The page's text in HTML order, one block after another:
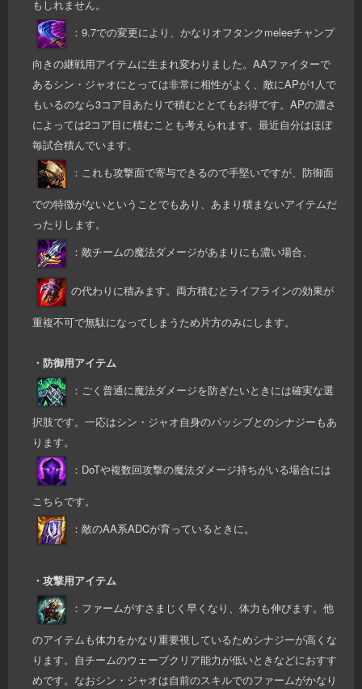
もしれません。
：9.7での変更により、かなりオフタンクmeleeチャンプ
向きの継戦用アイテムに生まれ変わりました。AAファイターで
あるシン・ジャオにとっては非常に相性がよく、敵にAPが1人で
もいるのなら3コア目あたりで積むととてもお得です。APの濃さ
によっては2コア目に積むことも考えられます。最近自分はほぼ
毎試合積んでいます。
：これも攻撃面で寄与できるので手堅いですが、防御面
での特徴がないということでもあり、あまり積まないアイテムだ
ったりします。
：敵チームの魔法ダメージがあまりにも濃い場合、
の代わりに積みます。両方積むとライフラインの効果が
重複不可で無駄になってしまうため片方のみにします。
・防御用アイテム
：ごく普通に魔法ダメージを防ぎたいときには確実な選
択肢です。一応はシン・ジャオ自身のパッシブとのシナジーもあ
ります。
：DoTや複数回攻撃の魔法ダメージ持ちがいる場合には
こちらです。
：敵のAA系ADCが育っているときに。
・攻撃用アイテム
：ファームがすさまじく早くなり、体力も伸びます。他
のアイテムも体力をかなり重要視しているためシナジーが高くな
ります。自チームのウェーブクリア能力が低いときなどにおすす
めです。なおシン・ジャオは自前のスキルでのファームがかなり